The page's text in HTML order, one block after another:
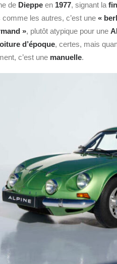
de Dieppe en 1977, signant la
comme les autres, c’est une «
», plutôt atypique pour une
d’époque, certes, mais
c’est une manuelle.